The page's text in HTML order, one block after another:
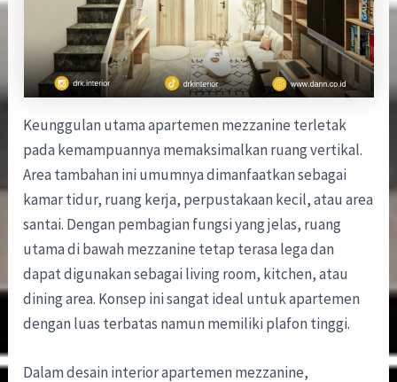
Keunggulan utama apartemen mezzanine terletak
pada kemampuannya memaksimalkan ruang vertikal.
Area tambahan ini umumnya dimanfaatkan sebagai
kamar tidur, ruang kerja, perpustakaan kecil, atau area
santai. Dengan pembagian fungsi yang jelas, ruang
utama di bawah mezzanine tetap terasa lega dan
dapat digunakan sebagai living room, kitchen, atau
dining area. Konsep ini sangat ideal untuk apartemen
dengan luas terbatas namun memiliki plafon tinggi.
Dalam desain interior apartemen mezzanine,